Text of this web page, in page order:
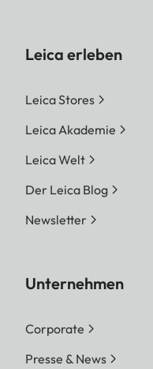
Leica erleben
Leica Stores
Leica Akademie
Leica Welt
Der Leica Blog
Newsletter
Unternehmen
Corporate
Presse & News